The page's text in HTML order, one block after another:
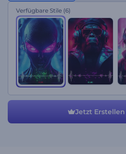
dem Namen Ihres Künstlers an, laden
stellen Sie Ihr Meisterwerk auf
Verfügung, um mehr treue Fans zu
Vorlage jetzt!
Verfügbare Stile (6)
Jetzt Erstellen